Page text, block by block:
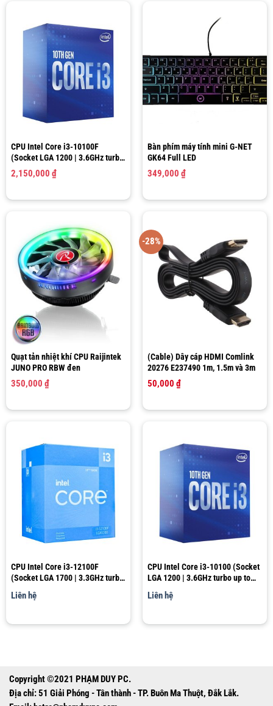
CPU Intel Core i3-10100F
(Socket LGA 1200 | 3.6GHz turbo
up to 4.3Ghz | 4 nhân 8 luồng |
6MB Cache)
2,150,000 ₫
Bàn phím máy tính mini G-NET
GK64 Full LED
349,000 ₫
Quạt tản nhiệt khí CPU Raijintek
JUNO PRO RBW đen
350,000 ₫
-28%
(Cable) Dây cáp HDMI Comlink
20276 E237490 1m, 1.5m và 3m
50,000 ₫
CPU Intel Core i3-12100F
(Socket LGA 1700 | 3.3GHz turbo
up to 4.3GHz | 4 nhân 8 luồng |
12MB Cache)
Liên hệ
CPU Intel Core i3-10100 (Socket
LGA 1200 | 3.6GHz turbo up to
4.3Ghz | 4 nhân 8 luồng | 6MB
Cache)
Liên hệ
Copyright ©2021 PHẠM DUY PC.
Địa chỉ: 51 Giải Phóng - Tân thành - TP. Buôn Ma Thuột, Đắk Lắk.